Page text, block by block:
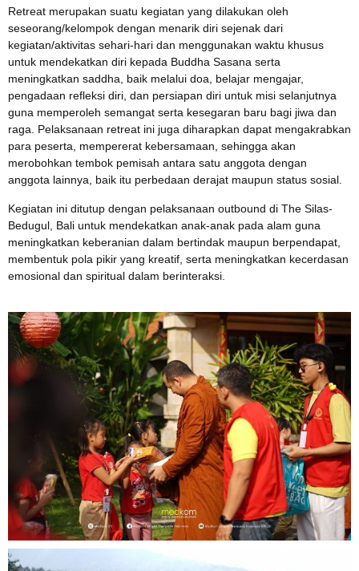
Retreat merupakan suatu kegiatan yang dilakukan oleh
seseorang/kelompok dengan menarik diri sejenak dari
kegiatan/aktivitas sehari-hari dan menggunakan waktu khusus
untuk mendekatkan diri kepada Buddha Sasana serta
meningkatkan saddha, baik melalui doa, belajar mengajar,
pengadaan refleksi diri, dan persiapan diri untuk misi selanjutnya
guna memperoleh semangat serta kesegaran baru bagi jiwa dan
raga. Pelaksanaan retreat ini juga diharapkan dapat mengakrabkan
para peserta, mempererat kebersamaan, sehingga akan
merobohkan tembok pemisah antara satu anggota dengan
anggota lainnya, baik itu perbedaan derajat maupun status sosial.
Kegiatan ini ditutup dengan pelaksanaan outbound di The Silas-
Bedugul, Bali untuk mendekatkan anak-anak pada alam guna
meningkatkan keberanian dalam bertindak maupun berpendapat,
membentuk pola pikir yang kreatif, serta meningkatkan kecerdasan
emosional dan spiritual dalam berinteraksi.